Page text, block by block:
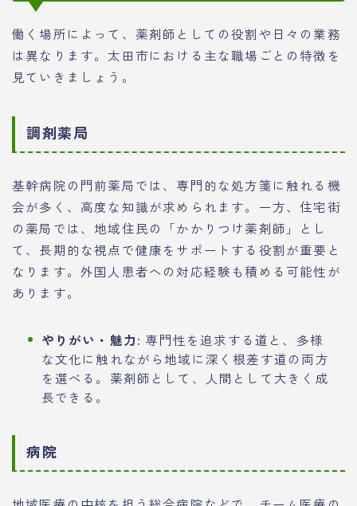
働く場所によって、薬剤師としての役割や日々の業務
は異なります。太田市における主な職場ごとの特徴を
見ていきましょう。
調剤薬局
基幹病院の門前薬局では、専門的な処方箋に触れる機
会が多く、高度な知識が求められます。一方、住宅街
の薬局では、地域住民の「かかりつけ薬剤師」とし
て、長期的な視点で健康をサポートする役割が重要と
なります。外国人患者への対応経験も積める可能性が
あります。
やりがい・魅力: 専門性を追求する道と、多様
な文化に触れながら地域に深く根差す道の両方
を選べる。薬剤師として、人間として大きく成
長できる。
病院